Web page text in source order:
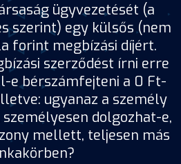
ügyvezetését (a
szerint) egy külsős (nem
forint megbízási díjért.
szerződést írni erre
e bérszámfejteni a 0 Ft-
ugyanaz a személy
dolgozhat-e,
mellett, teljesen más